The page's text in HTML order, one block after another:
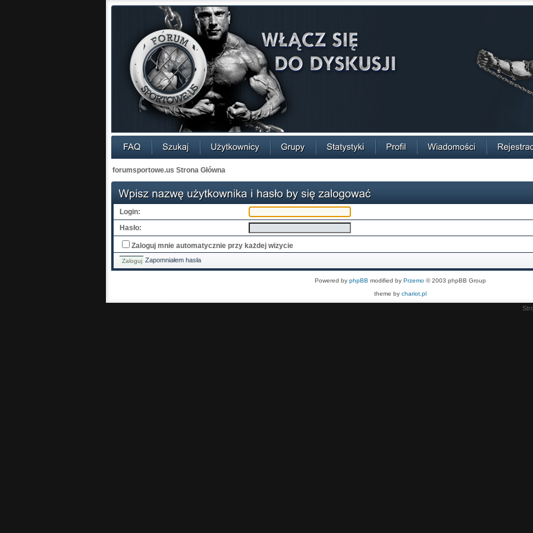
forumsportowe.us Strona Główna
Login:
Hasło:
Zaloguj mnie automatycznie przy każdej wizycie
Zapomniałem hasła
Powered by phpBB modified by Przemo © 2003 phpBB Group
theme by chariot.pl